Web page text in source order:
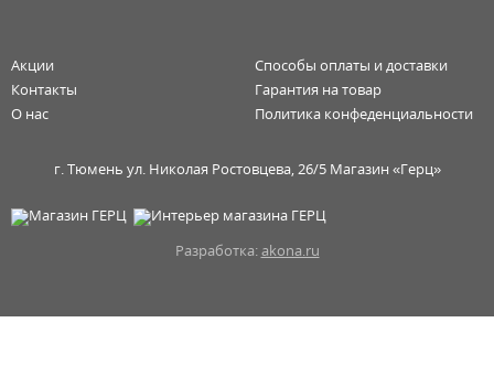
Акции
Контакты
О нас
Способы оплаты и доставки
Гарантия на товар
Политика конфеденциальности
г. Тюмень ул. Николая Ростовцева, 26/5 Магазин «Герц»
Разработка:akona.ru